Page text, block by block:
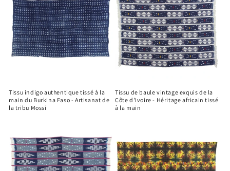
Tissu indigo authentique tissé à la
main du Burkina Faso - Artisanat de
la tribu Mossi
Tissu de baule vintage exquis de la
Côte d'Ivoire - Héritage africain tissé
à la main